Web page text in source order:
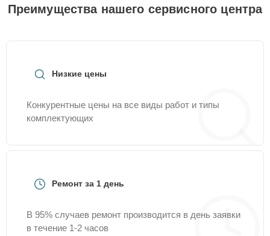
Преимущества нашего сервисного центра
Низкие цены
Конкурентные цены на все виды работ и типы
комплектующих
Ремонт за 1 день
В 95% случаев ремонт производится в день заявки
в течение 1-2 часов